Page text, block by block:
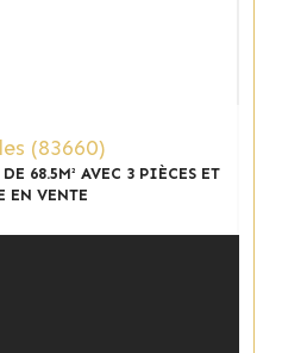
(83660)
68.5M² AVEC 3 PIÈCES ET
EN VENTE